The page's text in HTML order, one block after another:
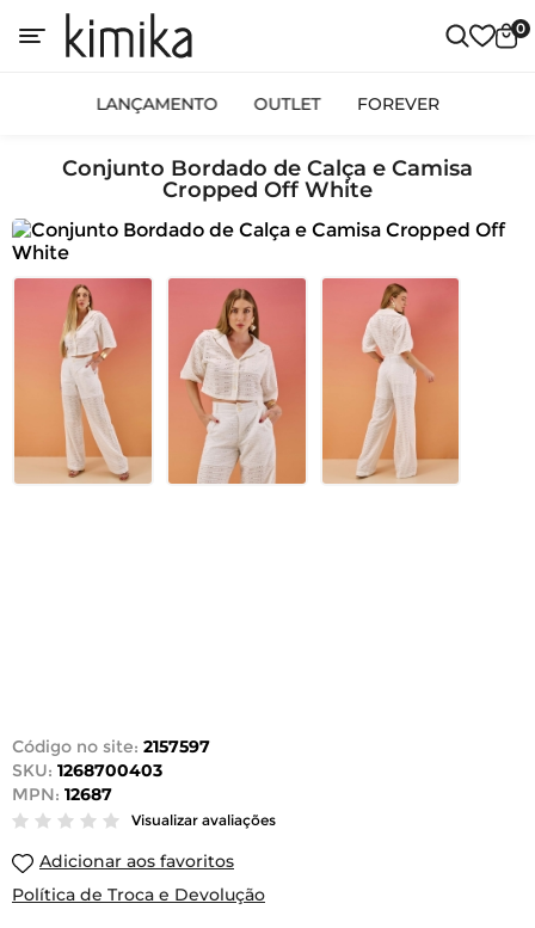
0
LANÇAMENTO OUTLET FOREVER
Conjunto Bordado de Calça e Camisa
Cropped Off White
Código no site: 2157597
SKU: 1268700403
MPN: 12687
Visualizar avaliações
Adicionar aos favoritos
Política de Troca e Devolução